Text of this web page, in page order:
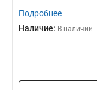
Подробнее
Наличие: В наличии